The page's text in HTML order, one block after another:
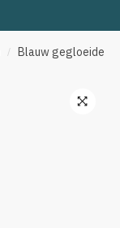
/ Blauw gegloeide